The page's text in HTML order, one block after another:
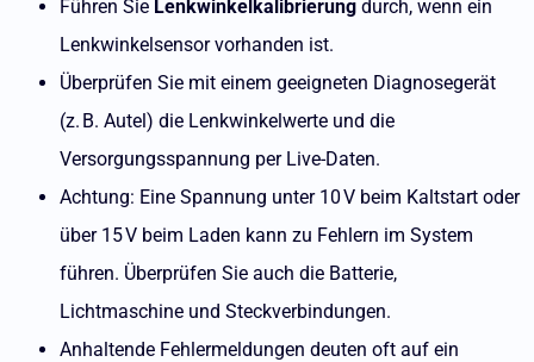
Führen Sie Lenkwinkelkalibrierung durch, wenn ein
Lenkwinkelsensor vorhanden ist.
Überprüfen Sie mit einem geeigneten Diagnosegerät
(z. B. Autel) die Lenkwinkelwerte und die
Versorgungsspannung per Live-Daten.
Achtung: Eine Spannung unter 10 V beim Kaltstart oder
über 15 V beim Laden kann zu Fehlern im System
führen. Überprüfen Sie auch die Batterie,
Lichtmaschine und Steckverbindungen.
Anhaltende Fehlermeldungen deuten oft auf ein